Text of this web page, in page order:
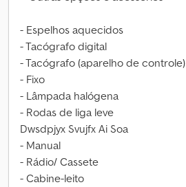
- Espelhos aquecidos
- Tacógrafo digital
- Tacógrafo (aparelho de controle)
- Fixo
- Lâmpada halógena
- Rodas de liga leve
Dwsdpjyx Svujfx Ai Soa
- Manual
- Rádio/ Cassete
- Cabine-leito